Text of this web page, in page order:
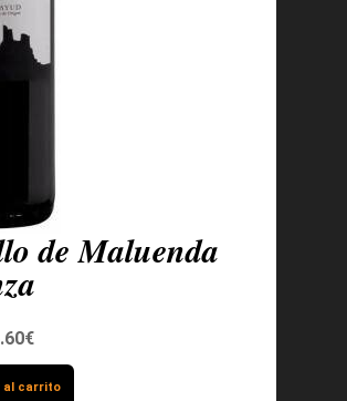
de Maluenda
al carrito